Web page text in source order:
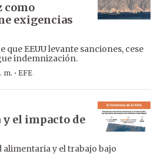
como
exigencias
que EEUU levante sanciones, cese
indemnización.
m. · EFE
el impacto de
alimentaria y el trabajo bajo